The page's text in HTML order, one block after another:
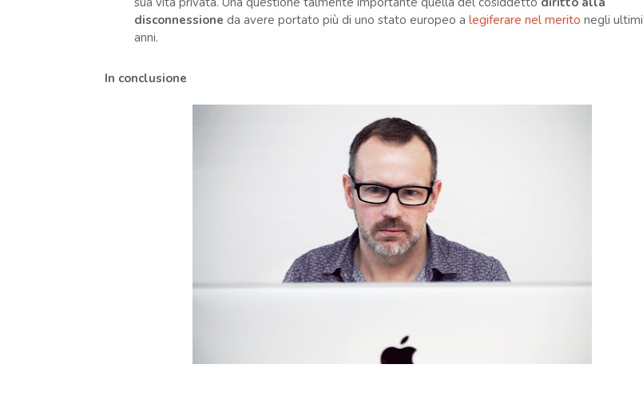
disconnessione da avere portato più di uno stato europeo a legiferare nel merito negli ultimi
anni.
In conclusione